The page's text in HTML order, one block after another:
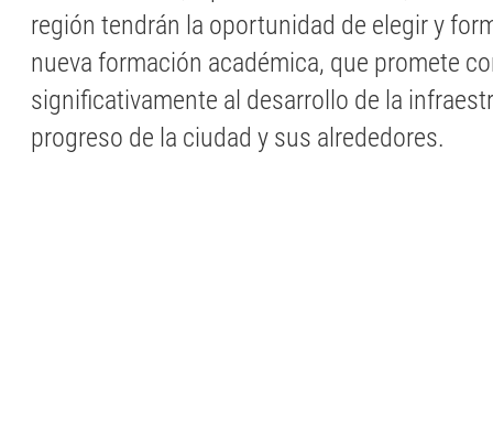
región tendrán la oportunidad de elegir y
nueva formación académica, que promete
significativamente al desarrollo de la
progreso de la ciudad y sus alrededores.